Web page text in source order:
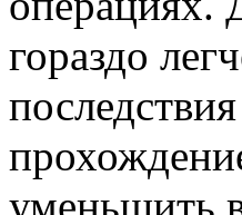
гораздо
уменьшить